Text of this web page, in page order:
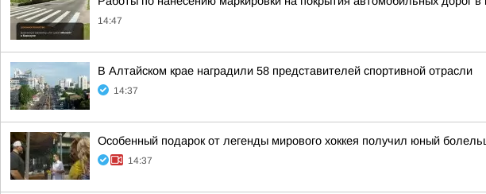
14:47
В Алтайском крае наградили 58 представителей спортивной отрасли
14:37
Особенный подарок от легенды мирового хоккея получил юный
14:37